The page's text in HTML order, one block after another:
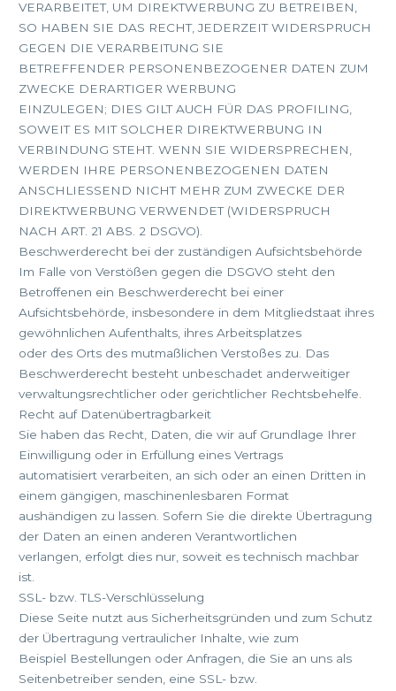
VERARBEITET, UM DIREKTWERBUNG ZU BETREIBEN,
SO HABEN SIE DAS RECHT, JEDERZEIT WIDERSPRUCH
GEGEN DIE VERARBEITUNG SIE
BETREFFENDER PERSONENBEZOGENER DATEN ZUM
ZWECKE DERARTIGER WERBUNG
EINZULEGEN; DIES GILT AUCH FÜR DAS PROFILING,
SOWEIT ES MIT SOLCHER DIREKTWERBUNG IN
VERBINDUNG STEHT. WENN SIE WIDERSPRECHEN,
WERDEN IHRE PERSONENBEZOGENEN DATEN
ANSCHLIESSEND NICHT MEHR ZUM ZWECKE DER
DIREKTWERBUNG VERWENDET (WIDERSPRUCH
NACH ART. 21 ABS. 2 DSGVO).
Beschwerderecht bei der zuständigen Aufsichtsbehörde
Im Falle von Verstößen gegen die DSGVO steht den
Betroffenen ein Beschwerderecht bei einer
Aufsichtsbehörde, insbesondere in dem Mitgliedstaat ihres
gewöhnlichen Aufenthalts, ihres Arbeitsplatzes
oder des Orts des mutmaßlichen Verstoßes zu. Das
Beschwerderecht besteht unbeschadet anderweitiger
verwaltungsrechtlicher oder gerichtlicher Rechtsbehelfe.
Recht auf Datenübertragbarkeit
Sie haben das Recht, Daten, die wir auf Grundlage Ihrer
Einwilligung oder in Erfüllung eines Vertrags
automatisiert verarbeiten, an sich oder an einen Dritten in
einem gängigen, maschinenlesbaren Format
aushändigen zu lassen. Sofern Sie die direkte Übertragung
der Daten an einen anderen Verantwortlichen
verlangen, erfolgt dies nur, soweit es technisch machbar
ist.
SSL- bzw. TLS-Verschlüsselung
Diese Seite nutzt aus Sicherheitsgründen und zum Schutz
der Übertragung vertraulicher Inhalte, wie zum
Beispiel Bestellungen oder Anfragen, die Sie an uns als
Seitenbetreiber senden, eine SSL- bzw.